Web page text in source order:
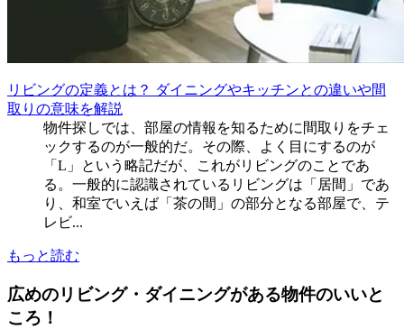
リビングの定義とは？ ダイニングやキッチンとの違いや間
取りの意味を解説
物件探しでは、部屋の情報を知るために間取りをチェ
ックするのが一般的だ。その際、よく目にするのが
「L」という略記だが、これがリビングのことであ
る。一般的に認識されているリビングは「居間」であ
り、和室でいえば「茶の間」の部分となる部屋で、テ
レビ...
もっと読む
広めのリビング・ダイニングがある物件のいいと
ころ！